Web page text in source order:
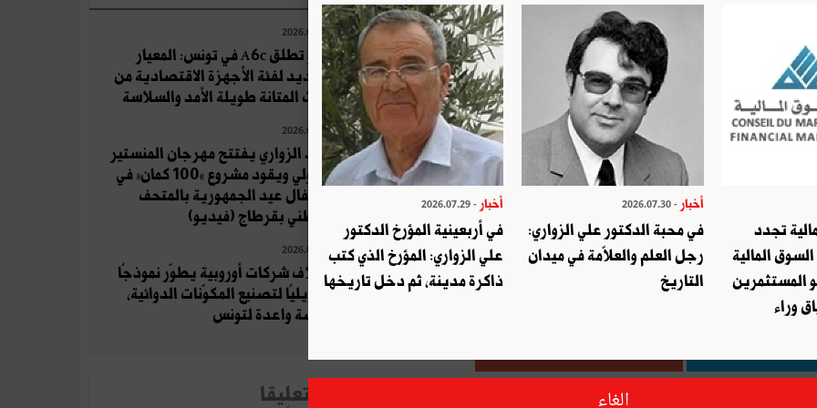
ولم يكن تاريخ إصدار هذه السلسلة الجديدة من الطوابع البريدية في 31 جويلية 2018 أمرا اعتباطيا، بل تمّ اختياره بالاتفاق بين
السنوية لرؤساء البعثات الدبلوماسية والدائمة والقنصلية
ميلاد الزعيم الراحل يوم 3 أوت.
طباعة
؟ شارك مع أصدقائك !
2026.08.04
أوبو تطلق A6c في تونس: المعيار
الجديد لفئة الأجهزة الاقتصادية من
حيث المتانة طويلة الأمد والسلاسة
2026.07.19
زياد الزواري يفتتح مهرجان المنستير
الدولي ويقود مشروع «100 كمان» في
احتفال عيد الجمهورية بالمتحف
الوطني بقرطاج (فيديو)
2026.08.06
ائتلاف شركات أوروبية يطوّر نموذجًا
تحويليًا لتصنيع المكوّنات الدوائية،
فرصة واعدة لتونس
الأخبار الأكثر تعلِيقا
تجدد
المالية
المستثمرين
وراء
أخبار - 2026.07.30
في محبة الدكتور علي الزواري:
رجل العلم والعلاّمة في ميدان
التاريخ
أخبار - 2026.07.29
في أربعينية المؤرخ الدكتور
علي الزواري: المؤرخ الذي كتب
ذاكرة مدينة، ثم دخل تاريخها
الغاء